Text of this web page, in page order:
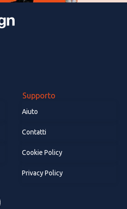
Supporto
Aiuto
Contatti
Cookie Policy
Privacy Policy